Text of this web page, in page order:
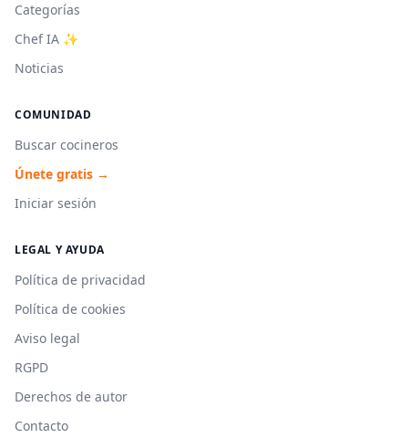
Categorías
Chef IA ✨
Noticias
COMUNIDAD
Buscar cocineros
Únete gratis →
Iniciar sesión
LEGAL Y AYUDA
Política de privacidad
Política de cookies
Aviso legal
RGPD
Derechos de autor
Contacto